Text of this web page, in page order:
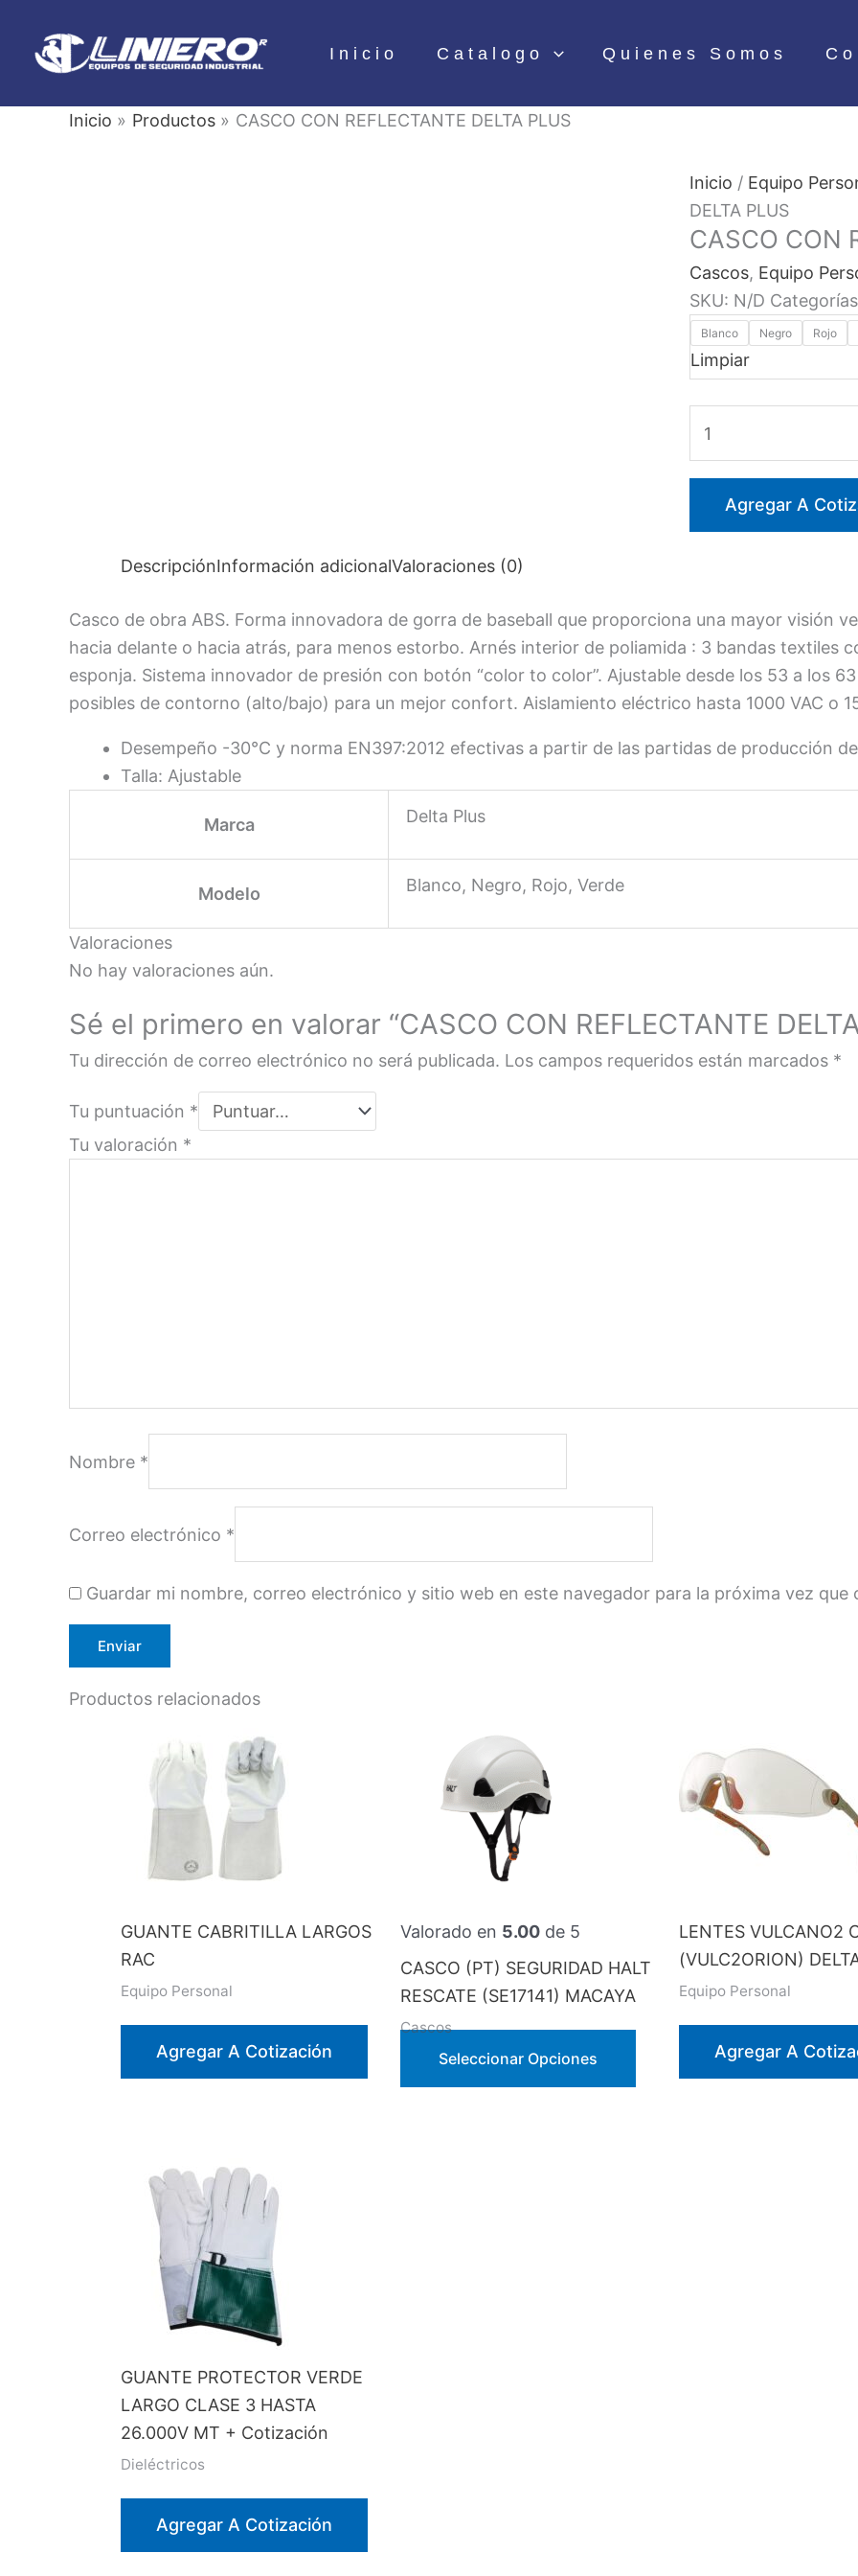
contenido
Inicio Catalogo Quienes Somos
Inicio Productos CASCO CON REFLECTANTE DELTA PLUS
Inicio / Equipo
DELTA PLUS
CASCO CON
Cascos, Equipo
SKU: N/D
Blanco Negro Rojo
Limpiar
CON
REFLECTANTE
DELTA
PLUS
Agregar A
DescripciónInformación adicionalValoraciones (0)
Casco de obra ABS. Forma innovadora de gorra de baseball que proporciona una mayor visión
hacia delante o hacia atrás, para menos estorbo. Arnés interior de poliamida : 3 bandas textiles
esponja. Sistema innovador de presión con botón “color to color”. Ajustable desde los 53 a los
posibles de contorno (alto/bajo) para un mejor confort. Aislamiento eléctrico hasta 1000 VAC o
Desempeño -30°C y norma EN397:2012 efectivas a partir de las partidas de producción
Talla: Ajustable
Marca Delta Plus
Modelo Blanco, Negro, Rojo, Verde
Valoraciones
No hay valoraciones aún.
Sé el primero en valorar “CASCO CON REFLECTANTE
Tu dirección de correo electrónico no será publicada. Los campos requeridos están marcados *
Tu puntuación *
Tu valoración *
Nombre *
Correo electrónico *
Guardar mi nombre, correo electrónico y sitio web en este navegador para la próxima vez que
Productos relacionados
GUANTE CABRITILLA LARGOS
RAC
Equipo Personal
Agregar A Cotización
Valorado en 5.00de 5
CASCO (PT) SEGURIDAD HALT
RESCATE (SE17141) MACAYA
Cascos
Seleccionar Opciones
producto
LENTES VULCANO2
(VULC2ORION)
Equipo Personal
Agregar A
GUANTE PROTECTOR VERDE
LARGO CLASE 3 HASTA
26.000V MT + Cotización
Dieléctricos
Agregar A Cotización